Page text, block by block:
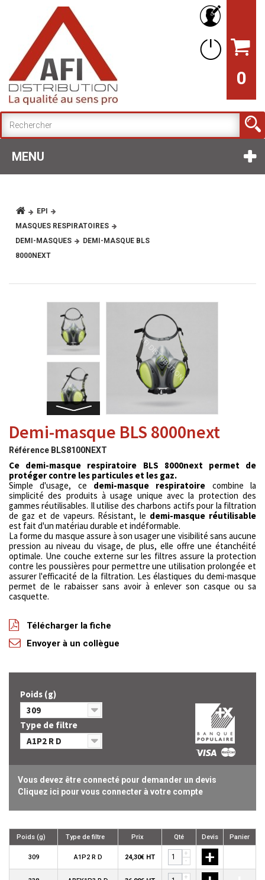
0
MENU
EPI
MASQUES RESPIRATOIRES
DEMI-MASQUES
DEMI-MASQUE BLS
8000NEXT
Demi-masque BLS 8000next
Référence BLS8100NEXT
Ce demi-masque respiratoire BLS 8000next permet de
protéger contre les particules et les gaz.
Simple d'usage, ce demi-masque respiratoire combine la
simplicité des produits à usage unique avec la protection des
gammes réutilisables. Il utilise des charbons actifs pour la filtration
de gaz et de vapeurs. Résistant, le demi-masque réutilisable
est fait d'un matériau durable et indéformable.
La forme du masque assure à son usager une visibilité sans aucune
pression au niveau du visage, de plus, elle offre une étanchéité
optimale. Une couche externe sur les filtres assure la protection
contre les poussières pour permettre une utilisation prolongée et
assurer l'efficacité de la filtration. Les élastiques du demi-masque
permet de le rabaisser sans avoir à enlever son casque ou sa
casquette.
Télécharger la fiche
Envoyer à un collègue
Poids (g)
309
Type de filtre
A1P2 R D
Vous devez être connecté pour demander un devis
Cliquez ici pour vous connecter à votre compte
Poids (g) Type de filtre Prix Qté Devis Panier
309 A1P2 R D 24,30€ HT
+
-
+
+